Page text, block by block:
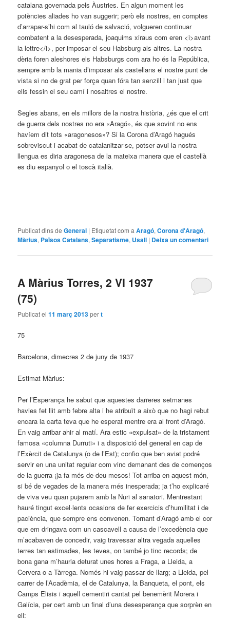
catalana governada pels Àustries. En algun moment les
potències aliades ho van suggerir; però els nostres, en comptes
d’arrapar-s’hi com al tauló de salvació, volgueren continuar
combatent a la desesperada, joaquims xiraus com eren <i>avant
la lettre</i>, per imposar el seu Habsburg als altres. La nostra
dèria foren aleshores els Habsburgs com ara ho és la República,
sempre amb la mania d’imposar als castellans el nostre punt de
vista si no de grat per força quan fóra tan senzill i tan just que
ells fessin el seu camí i nosaltres el nostre.
Segles abans, en els millors de la nostra història, ¿és que el crit
de guerra dels nostres no era «Aragó», és que sovint no ens
havíem dit tots «aragonesos»? Si la Corona d’Aragó hagués
sobreviscut i acabat de catalanitzar-se, potser avui la nostra
llengua es diria aragonesa de la mateixa manera que el castellà
es diu espanyol o el toscà italià.
Publicat dins de General | Etiquetat com a Aragó,Corona d'Aragó,
Màrius, Països Catalans,Separatisme, Usall | Deixa un comentari
A Màrius Torres, 2 VI 1937
(75)
Publicat el11 març 2013pert
75
Barcelona, dimecres 2 de juny de 1937
Estimat Màrius:
Per l’Esperança he sabut que aquestes darreres setmanes
havies fet llit amb febre alta i he atribuït a això que no hagi rebut
encara la carta teva que he esperat mentre era al front d’Aragó.
En vaig arribar ahir al matí. Ara estic «expulsat» de la tristament
famosa «columna Durruti» i a disposició del general en cap de
l’Exèrcit de Catalunya (o de l’Est); confio que ben aviat podré
servir en una unitat regular com vinc demanant des de començos
de la guerra ¡ja fa més de deu mesos! Tot arriba en aquest món,
si bé de vegades de la manera més inesperada; ja t’ho explicaré
de viva veu quan pujarem amb la Nuri al sanatori. Mentrestant
hauré tingut excel·lents ocasions de fer exercicis d’humilitat i de
paciència, que sempre ens convenen. Tornant d’Aragó amb el cor
que em dringava com un cascavell a causa de l’excedència que
m’acabaven de concedir, vaig travessar altra vegada aquelles
terres tan estimades, les teves, on també jo tinc records; de
bona gana m’hauria deturat unes hores a Fraga, a Lleida, a
Cervera o a Tàrrega. Només hi vaig passar de llarg; a Lleida, pel
carrer de l’Acadèmia, el de Catalunya, la Banqueta, el pont, els
Camps Elisis i aquell cementiri cantat pel benemèrit Morera i
Galícia, per cert amb un final d’una desesperança que sorprèn en
ell: